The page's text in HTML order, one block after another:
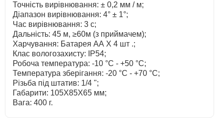
Точність вирівнювання: ± 0,2 мм / м;
Діапазон вирівнювання: 4° ± 1°;
Час вирівнювання: 3 с;
Дальність: 45 м, ≥60м (з приймачем);
Харчування: Батарея АА Х 4 шт .;
Клас вологозахисту: IP54;
Робоча температура: -10 °C - +50 °C;
Температура зберігання: -20 °C - +70 °C;
Різьба під штатив: 1/4 ";
Габарити: 105Х85Х65 мм;
Вага: 400 г.